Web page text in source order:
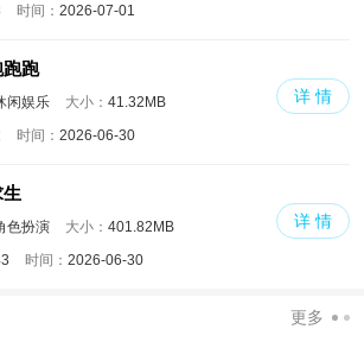
时间： 2026-07-01
跑
闲娱乐 大小： 41.32MB
时间： 2026-06-30
详 情
生
色扮演 大小： 401.82MB
时间： 2026-06-30
详 情
更多